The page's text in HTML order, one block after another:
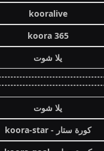
kooralive
koora 365
يلا شوت
يلا شوت
كورة ستار - koora-star